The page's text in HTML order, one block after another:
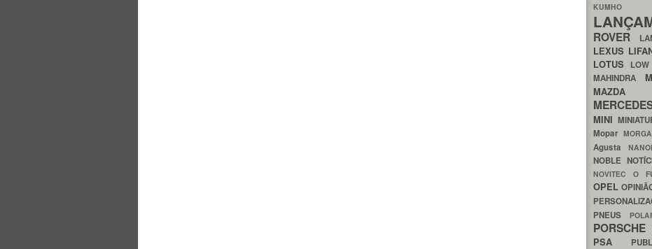
ROVER
LEXUS
LOTUS
MAHINDRA
MINI
Mopar
Agusta
NOBLE
NOVITEC O
OPEL
PNEUS
PORSCHE
PSA